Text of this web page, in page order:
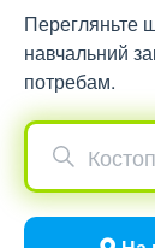
Перегляньте
навчальний
потребам.